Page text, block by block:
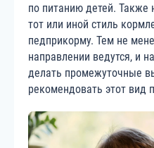
по питанию детей. Также
тот или иной стиль
педприкорму. Тем не
направлении ведутся, и
делать промежуточные
рекомендовать этот вид